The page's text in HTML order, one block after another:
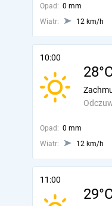
Opad: 0 mm
Wiatr:
12 km/h
10:00
Opad: 0 mm
Wiatr:
12 km/h
11:00